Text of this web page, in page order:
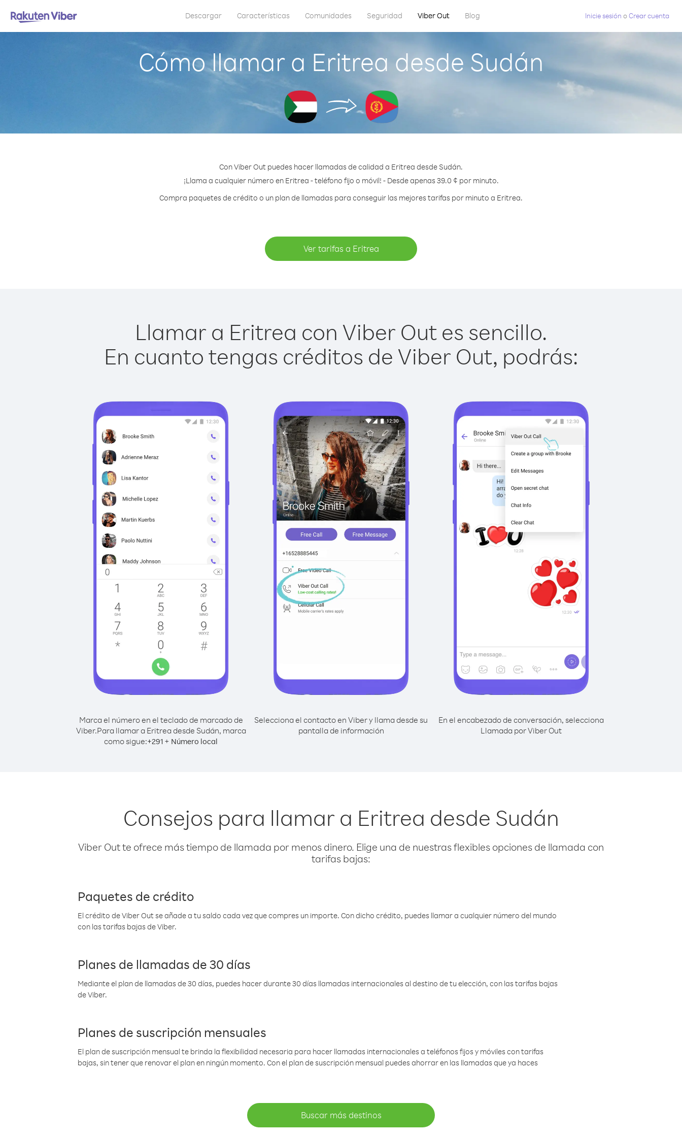
Descargar Características Comunidades Seguridad Viber Out Blog Inicie sesión oCrear cuenta
Cómo llamar a Eritrea desde Sudán
Con Viber Out puedes hacer llamadas de calidad a Eritrea desde Sudán.
¡Llama a cualquier número en Eritrea - teléfono fijo o móvil! - Desde apenas 39.0 ¢ por minuto.
Compra paquetes de crédito o un plan de llamadas para conseguir las mejores tarifas por minuto a Eritrea.
Ver tarifas a Eritrea
Llamar a Eritrea con Viber Out es sencillo.
En cuanto tengas créditos de Viber Out, podrás:
Marca el número en el teclado de marcado de
Viber.Para llamar a Eritrea desde Sudán, marca
como sigue:+291 + Número local
Selecciona el contacto en Viber y llama desde su
pantalla de información
En el encabezado de conversación, selecciona
Llamada por Viber Out
Consejos para llamar a Eritrea desde Sudán
Viber Out te ofrece más tiempo de llamada por menos dinero. Elige una de nuestras flexibles opciones de llamada con
tarifas bajas:
Paquetes de crédito
El crédito de Viber Out se añade a tu saldo cada vez que compres un importe. Con dicho crédito, puedes llamar a cualquier número del mundo
con las tarifas bajas de Viber.
Planes de llamadas de 30 días
Mediante el plan de llamadas de 30 días, puedes hacer durante 30 días llamadas internacionales al destino de tu elección, con las tarifas bajas
de Viber.
Planes de suscripción mensuales
El plan de suscripción mensual te brinda la flexibilidad necesaria para hacer llamadas internacionales a teléfonos fijos y móviles con tarifas
bajas, sin tener que renovar el plan en ningún momento. Con el plan de suscripción mensual puedes ahorrar en las llamadas que ya haces
Buscar más destinos